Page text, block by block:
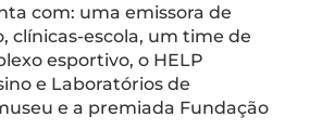
com: uma emissora de
clínicas-escola, um time de
esportivo, o HELP
e Laboratórios de
e a premiada Fundação